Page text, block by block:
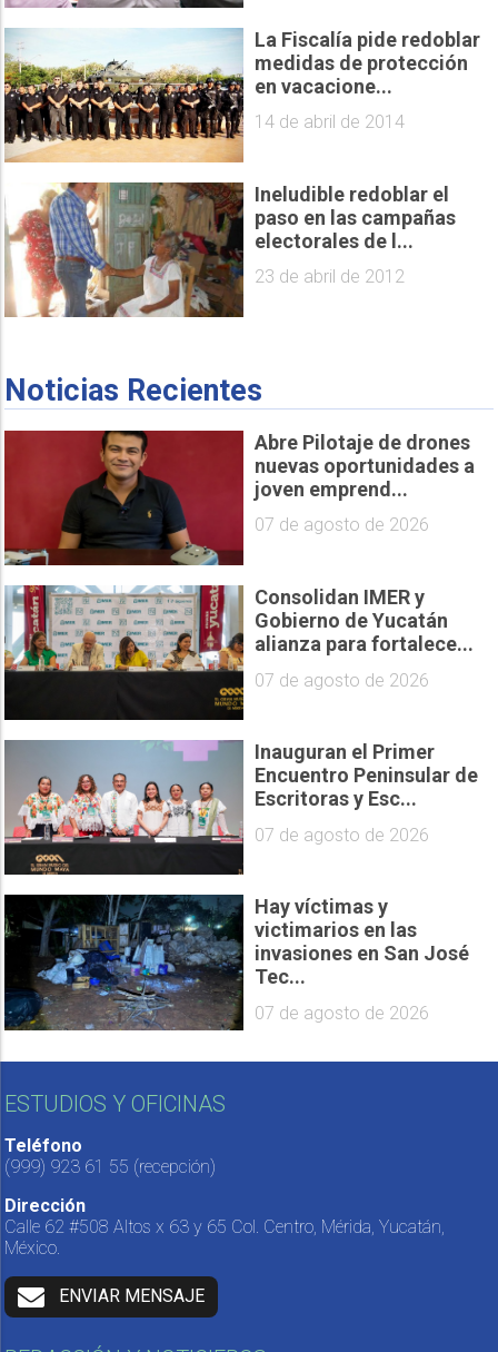
La Fiscalía pide redoblar
medidas de protección
en vacacione...
14 de abril de 2014
Ineludible redoblar el
paso en las campañas
electorales de l...
23 de abril de 2012
Noticias Recientes
Abre Pilotaje de drones
nuevas oportunidades a
joven emprend...
07 de agosto de 2026
Consolidan IMER y
Gobierno de Yucatán
alianza para fortalece...
07 de agosto de 2026
Inauguran el Primer
Encuentro Peninsular de
Escritoras y Esc...
07 de agosto de 2026
Hay víctimas y
victimarios en las
invasiones en San José
Tec...
07 de agosto de 2026
ESTUDIOS Y OFICINAS
Teléfono
(999) 923 61 55 (recepción)
Dirección
Calle 62 #508 Altos x 63 y 65 Col. Centro, Mérida, Yucatán,
México.
ENVIAR MENSAJE